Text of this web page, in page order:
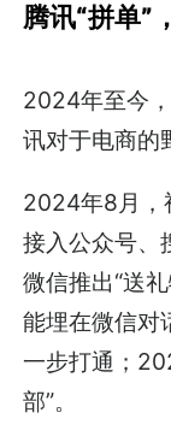
腾讯“拼单”
2024年至今
讯对于电商的
2024年8月，
接入公众号、
微信推出“送
能埋在微信对
一步打通；
部”。